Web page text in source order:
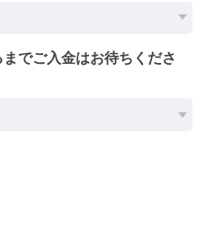
でご入金はお待ちくださ